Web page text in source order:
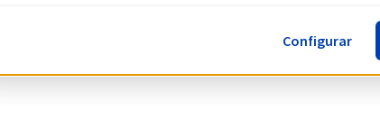
Configurar